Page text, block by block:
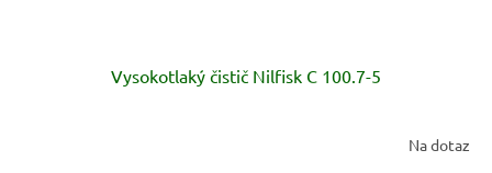
Vysokotlaký čistič Nilfisk C 100.7-5
Na dotaz